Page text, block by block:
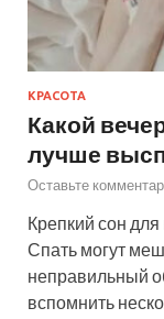
КРАСОТА
Какой
лучше
Оставьте
Крепкий сон
Спать могут
неправильный
вспомнить